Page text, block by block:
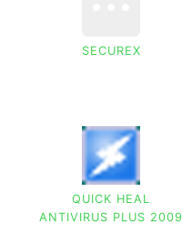
SECUREX
QUICK HEAL
ANTIVIRUS PLUS 2009